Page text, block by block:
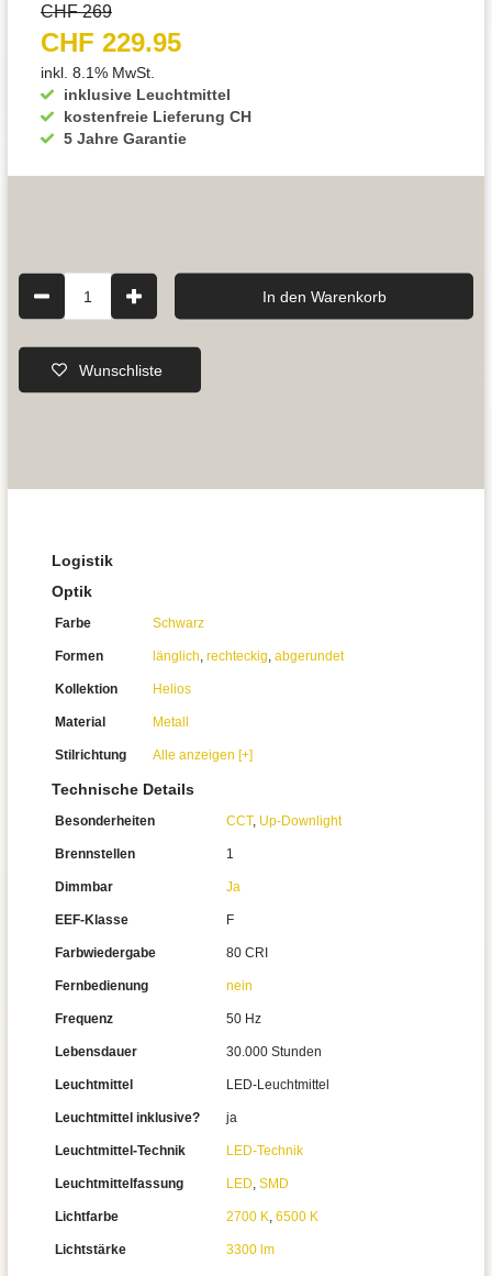
inklusive Leuchtmittel
kostenfreie Lieferung CH
5 Jahre Garantie
CHF 269
CHF 229.95
inkl. 8.1% MwSt.
1 In den Warenkorb
Wunschliste
Logistik
Optik
Farbe Schwarz
Formen länglich, rechteckig, abgerundet
Kollektion Helios
Material Metall
Stilrichtung Alle anzeigen [+]
Technische Details
Besonderheiten CCT, Up-Downlight
Brennstellen 1
Dimmbar Ja
EEF-Klasse F
Farbwiedergabe 80 CRI
Fernbedienung nein
Frequenz 50 Hz
Lebensdauer 30.000 Stunden
Leuchtmittel LED-Leuchtmittel
Leuchtmittel inklusive? ja
Leuchtmittel-Technik LED-Technik
Leuchtmittelfassung LED, SMD
Lichtfarbe 2700 K, 6500 K
Lichtstärke 3300 lm